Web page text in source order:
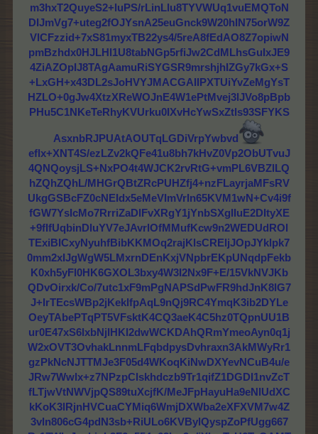
m3hxT2QuyeS2+luPS/rLinLlu8TYVWUq1vuEMQToN
DIJmVg7+uteg2fOJYsnA25euGnck9W20hIN75orW9Z
VlCFzzid+7xS81myxTB22ys4/5reA8fEdAO8Z7opiwN
pmBzhdx0HJLHl1U8tabNGp5rfiJw2CdMLhsGuIxJE9
4ZiAZOpIJ8TAgAamuRiSYGSR9mrshjhIZGy7kGx+S
+LxGH+x43DL2sJoHVYJMACGAIIPXTUiYvZeMgYsT
HZLO+0gJw4XtzXReWOJnE4W1ePtMvej3lJVo8pBpb
PHu5C1NKeTeRhyKVUrku0IXvHcYwSxZtls93SFYKS
AsxnbRJPUAtAOUTqLGDiVrpYwbvd
eflx+XNT4S/ezLZv2kQFe41u8bh7kHvZ0Vp2ObUTvuJ
4QNQoysjLS+NxPO4t4WJCK2rvRtG+vmPL6VBZlLQ
hZQhZQhL/MHGrQBtZRcPUHZfj4+nzFLayrjaMFsRV
UkgGSBcFZ0cNEIdx5eMeVImVrIn65KVM1wN+Cv4i9f
fGW7YsIcMo7RrriZaDlFvXRgY1jYnbSXgIIuE2DItyXE
+9fIfUqbinDluYV7eJAvrlOfMMufKcw9n2WEDUdROl
TExiBICxyNyuhfBibKKMOq2rajKlsCREljJOpJYklpk7
0mm2xIJgWgW5LMxrnDEnKxjVNpbrEKpUNqdpFekb
K0xh5yFl0HK6GXOL3bxy4W3I2Nx9F+E/15VkNVJKb
QDvOirxk/Co/7utc1xF9mPgNAPSdPwFR9hdJnK8lG7
J+IrTEcsWBp2jKeklfpAqL9nQj9RC4YmqK3ib2DYLe
OeyTAbePTqPT5VFsktK4CQ3aeK4C5hz0TQpnUU1B
ur0E47xS6lxbNjIHKl2dwWCKDAhQRmYmeoAyn0q1j
W2xOVT3OvhakLnnmLFqbdpysDvhraxn3AkMWyRr1
gzPkNcNJTTMJe3F05d4WKoqKiNwDXYevNCuB4u/e
JRw7Wwlx+z7NPzpClskhdczb9Tr1qifZ1DGDI1nvZcT
fLTjwVtNWVjpQS89tuXcjfK/MeJFpHayuHa9eNlUdXC
kKoK3lRjnHVCuaCYMiq6WmjDXWba2eXFXVM7w4Z
3vln806cG4pdN3sb+RiULo6KVBylQyspZoPfUgg667